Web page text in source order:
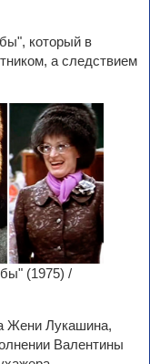
который в
а следствием
(1975) /
Жени Лукашина,
Валентины